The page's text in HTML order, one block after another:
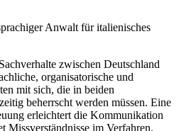
Anwalt für italienisches
zwischen Deutschland
organisatorische und
mit sich, die in beiden
beherrscht werden müssen. Eine
erleichtert die Kommunikation
Missverständnisse im Verfahren.